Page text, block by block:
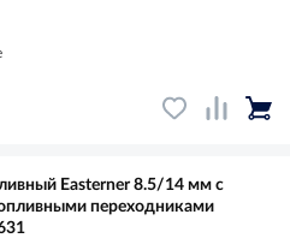
Easterner 8.5/14 мм с
переходниками